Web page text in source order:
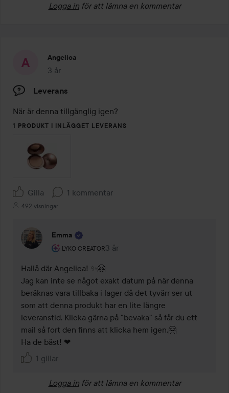
Logga in för att lämna en kommentar
Angelica
3 år
Inlägget skapades 3 år
Leverans
När är denna tillgänglig igen?
1 PRODUKT I INLÄGGET LEVERANS
Gilla 1 kommentar
492 visningar
Emma
LYKO CREATOR
Användarens roll: Lyko Creator.
3 år
Kommentaren lades 3 år
Hallå där Angelica! ✨🤗
Jag kan inte se något exakt datum på när denna
beräknas vara tillbaka i lager då det tyvärr ser ut
som att denna produkt har en lite längre
leveranstid. Klicka gärna på "bevaka" så får du ett
mail så fort den finns att klicka hem igen.🤗
Ha de bäst! ❤
1 gillar
Logga in för att lämna en kommentar